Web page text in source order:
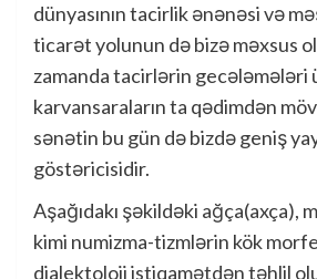
dünyasının tacirlik ənənəsi və
ticarət yolunun də bizə məxsus
zamanda tacirlərin gecələmələri
karvansaraların ta qədimdən
sənətin bu gün də bizdə geniş
göstəricisidir.
Aşağıdakı şəkildəki ağça(axça),
kimi numizma-tizmlərin kök
dialektoloji istiqamətdən təhlil